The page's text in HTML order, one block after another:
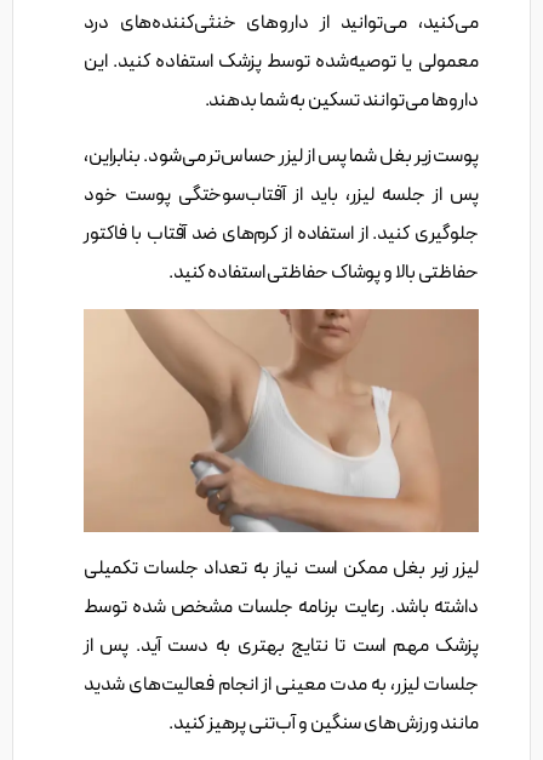
می‌کنید، می‌توانید از داروهای خنثی‌کننده‌های درد
معمولی یا توصیه‌شده توسط پزشک استفاده کنید. این
داروها می‌توانند تسکین به شما بدهند.
پوست زیر بغل شما پس از لیزر حساس‌تر می‌شود. بنابراین،
پس از جلسه لیزر، باید از آفتاب‌سوختگی پوست خود
جلوگیری کنید. از استفاده از کرم‌های ضد آفتاب با فاکتور
حفاظتی بالا و پوشاک حفاظتی استفاده کنید.
لیزر زیر بغل ممکن است نیاز به تعداد جلسات تکمیلی
داشته باشد. رعایت برنامه جلسات مشخص شده توسط
پزشک مهم است تا نتایج بهتری به دست آید. پس از
جلسات لیزر، به مدت معینی از انجام فعالیت‌های شدید
مانند ورزش‌های سنگین و آب‌تنی پرهیز کنید.